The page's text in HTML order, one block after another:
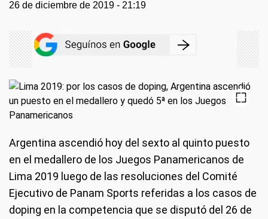
26 de diciembre de 2019 - 21:19
Argentina ascendió hoy del sexto al quinto puesto
en el medallero de los Juegos Panamericanos de
Lima 2019 luego de las resoluciones del Comité
Ejecutivo de Panam Sports referidas a los casos de
doping en la competencia que se disputó del 26 de